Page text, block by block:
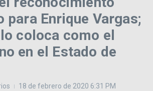
para Enrique Vargas;
coloca como el
en el Estado de
18 de febrero de 2020 6:31 PM